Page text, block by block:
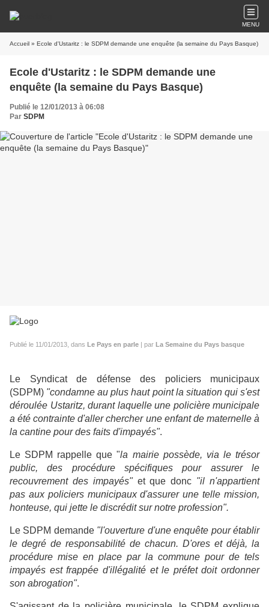
MENU
Accueil » Ecole d'Ustaritz : le SDPM demande une enquête (la semaine du Pays Basque)
Ecole d'Ustaritz : le SDPM demande une
enquête (la semaine du Pays Basque)
Publié le 12/01/2013 à 06:08
Par SDPM
Publié le 11/01/2013, dans Le Pays en parle | par La Semaine du Pays basque
Le Syndicat de défense des policiers municipaux
(SDPM) "condamne au plus haut point la situation qui s'est
déroulée Ustaritz, durant laquelle une policière municipale
a été contrainte d'aller chercher une enfant de maternelle à
la cantine pour des faits d'impayés".
Le SDPM rappelle que "la mairie possède, via le trésor
public, des procédure spécifiques pour assurer le
recouvrement des impayés"et que donc "il n'appartient
pas aux policiers municipaux d'assurer une telle mission,
honteuse, qui jette le discrédit sur notre profession".
Le SDPM demande "l'ouverture d'une enquête pour établir
le degré de responsabilité de chacun. D'ores et déjà, la
procédure mise en place par la commune pour de tels
impayés est frappée d'illégalité et le préfet doit ordonner
son abrogation".